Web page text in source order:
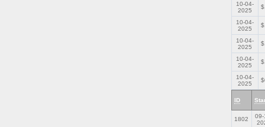
10-04-
2025
10-04-
2025
10-04-
2025
10-04-
2025
10-04-
2025
ID
1802
09-